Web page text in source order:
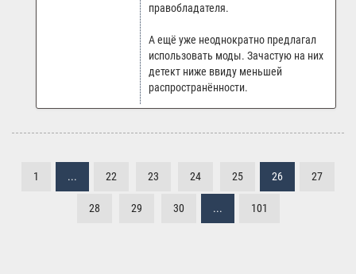
правобладателя.
А ещё уже неоднократно предлагал
использовать моды. Зачастую на них
детект ниже ввиду меньшей
распространённости.
1 ... 22 23 24 25 26 27
28 29 30 ... 101